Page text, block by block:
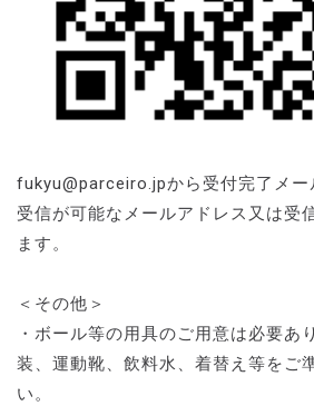
fukyu@parceiro.jpから受付完了メー
受信が可能なメールアドレス又は受
ます。
＜その他＞
・ボール等の用具のご用意は必要あ
装、運動靴、飲料水、着替え等をご
い。